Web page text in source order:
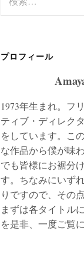
索:
プロフィール
1973年生まれ。フ
ティブ・ディレク
をしています。こ
な作品から僕が味
でも皆様にお裾分
す。ちなみにいず
りですので、その
まずは各タイトル
を是非、一度ご覧